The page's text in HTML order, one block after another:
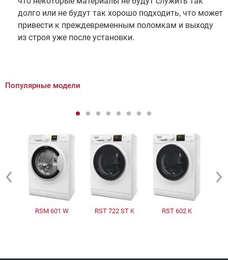
долго или не будут так хорошо подходить, что может
привести к преждевременным поломкам и выходу
из строя уже после установки.
Популярные модели
RSM 601 W RST 722 ST K RST 602 K